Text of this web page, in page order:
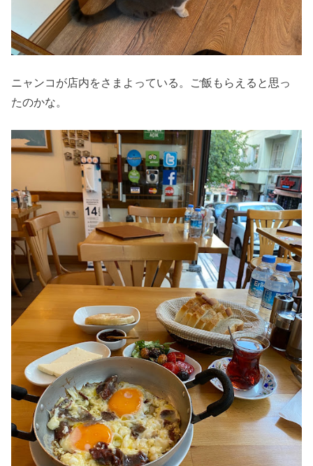
ニャンコが店内をさまよっている。ご飯もらえると思っ
たのかな。